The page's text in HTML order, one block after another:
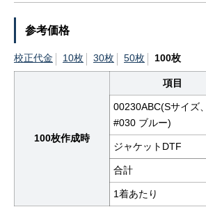
参考価格
校正代金 10枚 30枚 50枚 100枚
100枚作成時
項目
00230ABC(Sサイズ、
#030 ブルー)
ジャケットDTF
合計
1着あたり